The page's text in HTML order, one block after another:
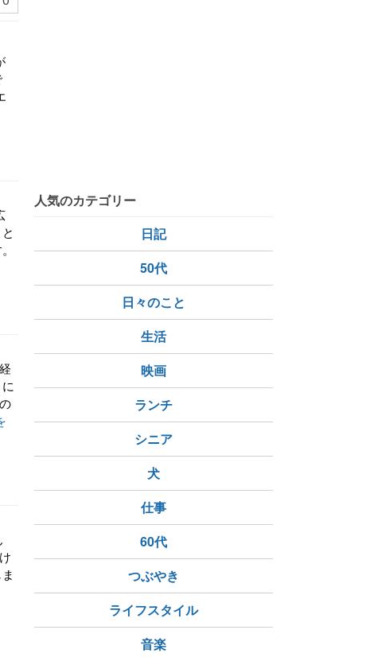
人気のカテゴリー
日記
50代
日々のこと
生活
映画
ランチ
シニア
犬
仕事
60代
つぶやき
ライフスタイル
音楽